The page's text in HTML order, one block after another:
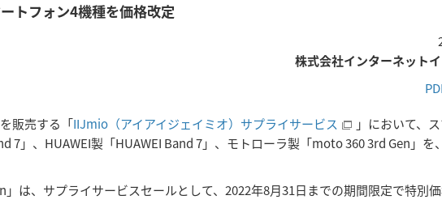
トフォン4機種を価格改定
株式会社インターネット
販売する「IIJmio（アイアイジェイミオ）サプライサービス
」において、
」、HUAWEI製「HUAWEI Band 7」、モトローラ製「moto 360 3rd Gen」を
」は、サプライサービスセールとして、2022年8月31日までの期間限定で特別